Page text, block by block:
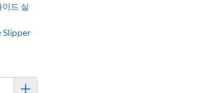
드 실
Slipper